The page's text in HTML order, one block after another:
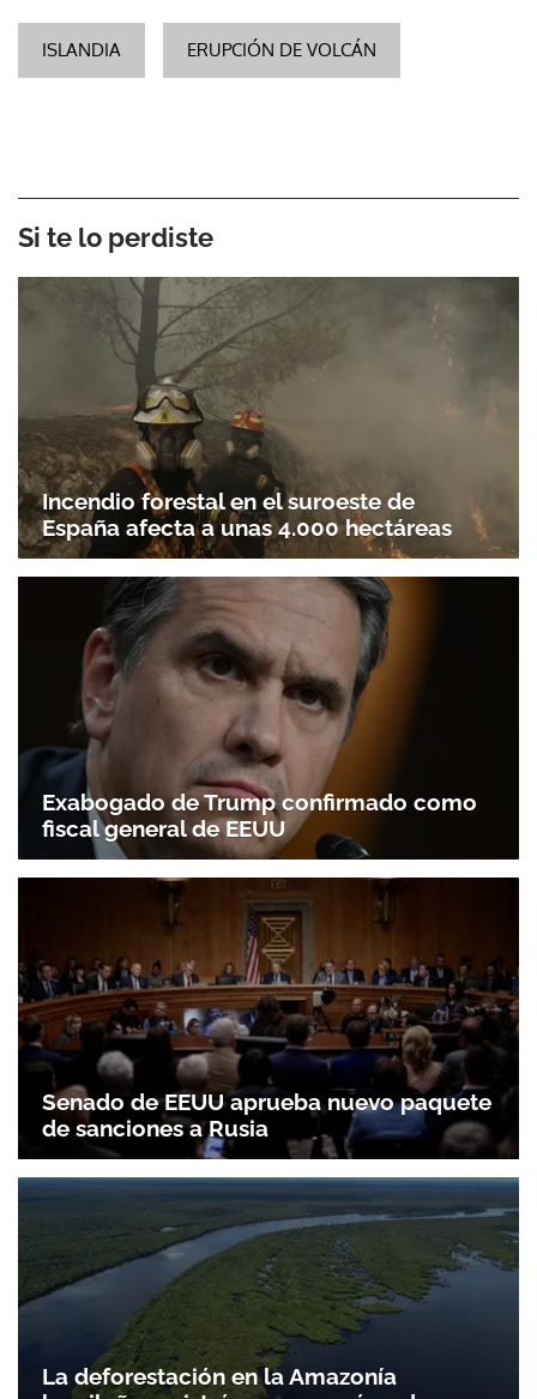
ISLANDIA ERUPCIÓN DE VOLCÁN
Si te lo perdiste
Incendio forestal en el suroeste de
España afecta a unas 4.000 hectáreas
Exabogado de Trump confirmado como
fiscal general de EEUU
Senado de EEUU aprueba nuevo paquete
de sanciones a Rusia
La deforestación en la Amazonía